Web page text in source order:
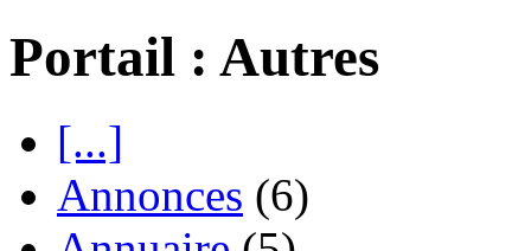
Portail : Autres
[...]
Annonces (6)